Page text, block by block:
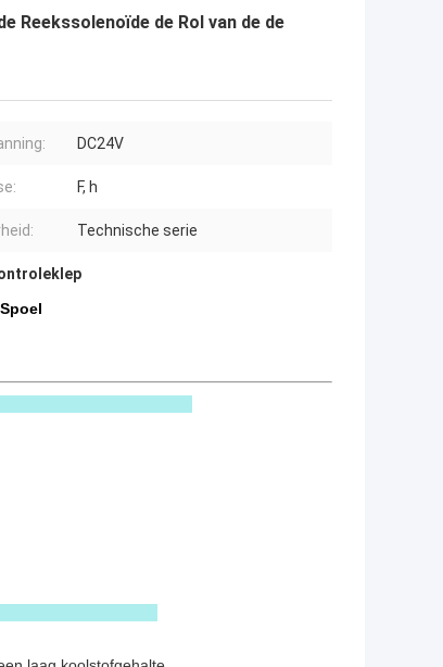
Reekssolenoïde de Rol van de de
DC24V
F, h
Technische serie